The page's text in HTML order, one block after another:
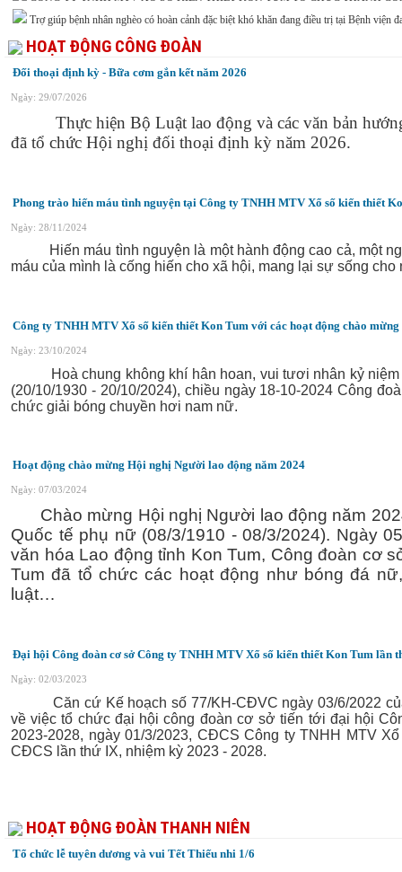
Trợ giúp bệnh nhân nghèo có hoàn cảnh đặc biệt khó khăn đang điều trị tại Bệnh viện
HOẠT ĐỘNG CÔNG ĐOÀN
Đối thoại định kỳ - Bữa cơm gắn kết năm 2026
Ngày: 29/07/2026
Thực hiện Bộ Luật lao động và các văn bản
đã tổ chức Hội nghị đối thoại định kỳ năm 2026.
Phong trào hiến máu tình nguyện tại Công ty TNHH MTV Xổ số kiến thiết
Ngày: 28/11/2024
Hiến máu tình nguyện là một hành động cao cả, một
máu của mình là cống hiến cho xã hội, mang lại sự sống
Công ty TNHH MTV Xổ số kiến thiết Kon Tum với các hoạt động chào
Ngày: 23/10/2024
Hoà chung không khí hân hoan, vui tươi nhân kỷ niệm
(20/10/1930 - 20/10/2024), chiều ngày 18-10-2024 Công
chức giải bóng chuyền hơi nam nữ.
Hoạt động chào mừng Hội nghị Người lao động năm 2024
Ngày: 07/03/2024
Chào mừng Hội nghị Người lao động năm
Quốc tế phụ nữ (08/3/1910 - 08/3/2024). Ngày
văn hóa Lao động tỉnh Kon Tum, Công đoàn cơ
Tum đã tổ chức các hoạt động như bóng đá
luật…
Đại hội Công đoàn cơ sở Công ty TNHH MTV Xổ số kiến thiết Kon Tum lần
Ngày: 02/03/2023
Căn cứ Kế hoạch số 77/KH-CĐVC ngày 03/6/2022
về việc tổ chức đại hội công đoàn cơ sở tiến tới đại hội
2023-2028, ngày 01/3/2023, CĐCSCông ty TNHH MTV
CĐCS lần thứ IX, nhiệm kỳ 2023 - 2028.
HOẠT ĐỘNG ĐOÀN THANH NIÊN
Tổ chức lễ tuyên dương và vui Tết Thiếu nhi 1/6